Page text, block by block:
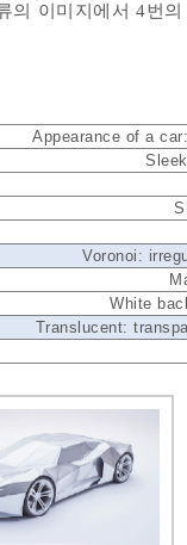
의 이미지에서 4번
Appearance of a
Voronoi:
White
Translucent: